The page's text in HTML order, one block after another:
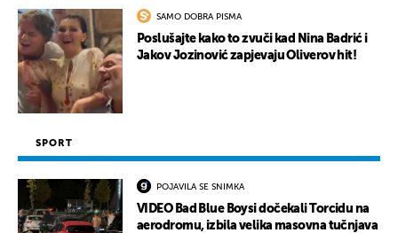
SAMO DOBRA PISMA
Poslušajte kako to zvuči kad Nina Badrić i
Jakov Jozinović zapjevaju Oliverov hit!
SPORT
POJAVILA SE SNIMKA
VIDEO Bad Blue Boysi dočekali Torcidu na
aerodromu, izbila velika masovna tučnjava